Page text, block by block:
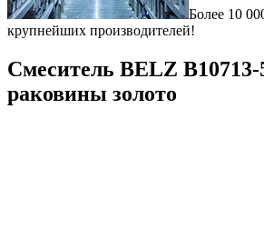
Более 10
крупнейших производителей!
Смеситель BELZ B10713-
раковины золото